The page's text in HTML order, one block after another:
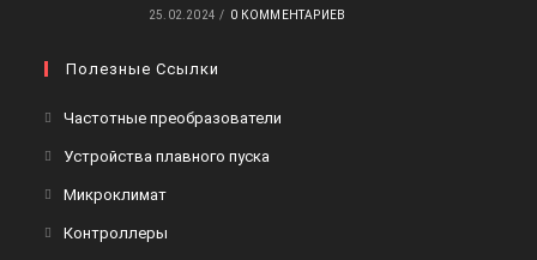
25.02.2024 / 0 КОММЕНТАРИЕВ
Полезные Ссылки
Частотные преобразователи
Устройства плавного пуска
МикроклиматОткроется
Контроллеры